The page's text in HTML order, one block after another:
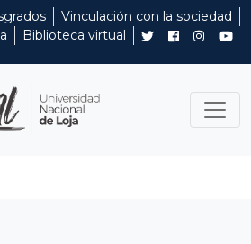
Vinculación con la sociedad
Biblioteca virtual